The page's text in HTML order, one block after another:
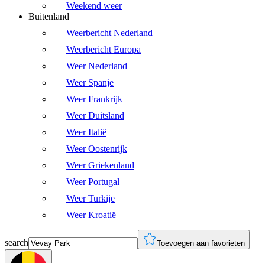
Weekend weer
Buitenland
Weerbericht Nederland
Weerbericht Europa
Weer Nederland
Weer Spanje
Weer Frankrijk
Weer Duitsland
Weer Italië
Weer Oostenrijk
Weer Griekenland
Weer Portugal
Weer Turkije
Weer Kroatië
search Toevoegen aan favorieten